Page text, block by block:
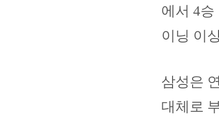
에서 4승
이닝 이
삼성은
대체로